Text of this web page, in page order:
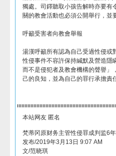
獨處。司鐸聽取小孩告解時亦要有
關的教會活動也必須公開舉行，並
呼籲受害者向教會舉報
湯漢呼籲所有認為自己受過性侵或
性侵事件不容許保持緘默及營造隱
而不是侵犯者及教會機構的聲譽」
己的良知，並為自己的罪行承擔責
本站网友 匿名
梵蒂冈原财务主管性侵罪成判监6年
发布/2019年3月13日 9:07 AM
文/范晓琪